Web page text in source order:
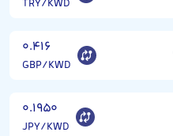
TRY/KWD
۰.۴۱۶
GBP/KWD
۰.۱۹۵۰
JPY/KWD